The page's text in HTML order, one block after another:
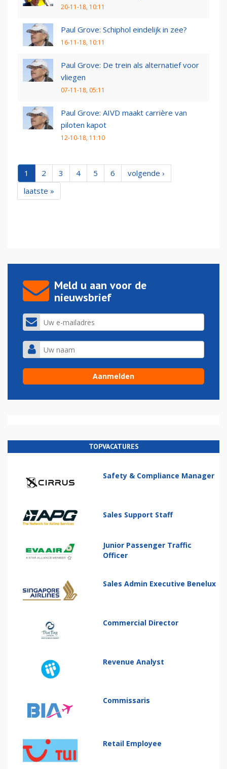
20-11-18, 10:11
Paul Grove: Schiphol eindelijk in zee?
16-11-18, 10:11
Paul Grove: De trein als alternatief voor
vliegen
07-11-18, 05:11
Paul Grove: AIVD maakt carrière van
piloten kapot
12-10-18, 11:10
1 2 3 4 5 6
volgende ›
laatste »
Meld u aan voor de
nieuwsbrief
TOPVACATURES
Safety & Compliance Manager
Sales Support Staff
Junior Passenger Traffic
Officer
Sales Admin Executive Benelux
Commercial Director
Revenue Analyst
Commissaris
Retail Employee